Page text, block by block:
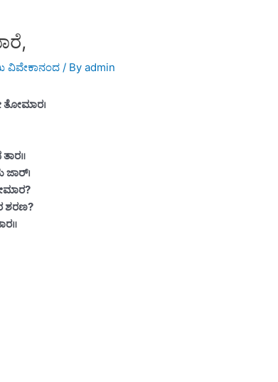
ವಿವೇಕಾನಂದ / Byadmin
ತೋಮಾರ।
ಜಾರ್।
ಶರಣ?